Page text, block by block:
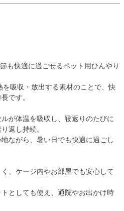
も快適に過ごせるペット用ひんやり
吸収・放出する素材のことで、快
です。
が体温を吸収し、寝返りのたびに
返し持続。
ながら、暑い日でも快適に過ごし
、ケージ内やお部屋でも安心して
としても使え、通院やお出かけ時